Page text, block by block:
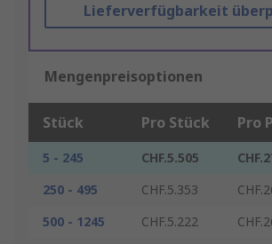
Lieferverfügbarkeit
Mengenpreisoptionen
Stück Pro Stück Pro
5 - 245 CHF.5.505
250 - 495
CHF.5.353
500 - 1245
CHF.5.222